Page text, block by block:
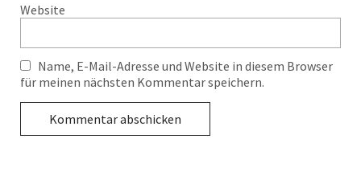
Website
Name, E-Mail-Adresse und Website in diesem Browser
für meinen nächsten Kommentar speichern.